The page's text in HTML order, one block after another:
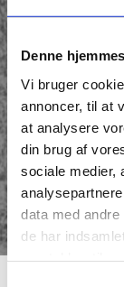
Denne
Vi bruger
annoncer, til at
at analysere
din brug af
sociale medier,
data med
de har